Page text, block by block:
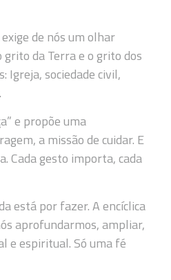
de nós um olhar
grito da Terra e o grito dos
Igreja, sociedade civil,
e propõe uma
a missão de cuidar. E
Cada gesto importa, cada
está por fazer. A encíclica
aprofundarmos, ampliar,
e espiritual. Só uma fé